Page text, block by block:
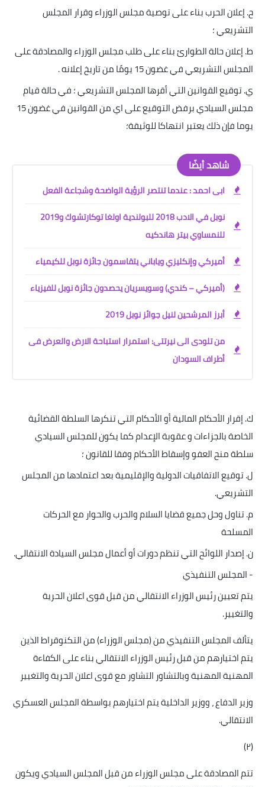
ح. إعلان الحرب بناء على توصية مجلس الوزراء وقرار المجلس
التشريعي ؛
ط. إعلان حالة الطوارئ بناء على طلب مجلس الوزراء والمصادقة على
المجلس التشريعي في غضون 15 يومًا من تاريخ إعلانه
.
ي. توقيع القوانين التي أقرها المجلس التشريعي ؛ في حالة قيام
مجلس السيادي برفض التوقيع على اي من القوانين في غضون 15
يوما فإن ذلك يعتبر انتهاكا للوثيقة؛
شاهد أيضًا
ابى احمد : عندما تنتصر الرؤية الواضحة وشجاعة الفعل
نوبل في الادب 2018 للبولندية اولغا توكارتشوك و2019
للنمساوي بيتر هاندكيه
أميركي وإنكليزي وياباني يتقاسمون جائزة نوبل للكيمياء
(أميركي – كندي) وسويسريان يحصدون جائزة نوبل للفيزياء
أبرز المرشحين لنيل جوائز نوبل 2019
من تلودى الى نيرتتى: استمرار استباحة الارض والعرض فى
أطراف السودان
ك. إقرار الأحكام المالية أو الأحكام التي تنكرها السلطة القضائية
الخاصة بالجزاءات و عقوبة الإعدام كما يكون للمجلس السيادي
سلطة منح العفو وإسقاط الأحكام وفقا للقانون ؛
ل. توقيع الاتفاقيات الدولية والإقليمية بعد اعتمادها من المجلس
التشريعي.
م. تناول وحل جميع قضايا السلام والحرب والحوار مع الحركات
المسلحة
ن. إصدار اللوائح التي تنظم دورات أو أعمال مجلس السيادة الانتقالي.
-المجلس التنفيذي
يتم تعيين رئيس الوزراء الانتقالي من قبل قوى اعلان الحرية
والتغيير.
يتألف المجلس التنفيذي من (مجلس الوزراء) من التكنوقراط الذين
يتم اختيارهم من قبل رئيس الوزراء الانتقالي بناء على الكفاءة
المهنية المهنية وبالتشاور التشاور مع قوى اعلان الحرية والتغيير
وزير الدفاع ، ووزير الداخلية يتم اختيارهم بواسطة المجلس العسكري
الانتقالي.
(٢)
تتم المصادقة على مجلس الوزراء من قبل المجلس السيادي ويكون